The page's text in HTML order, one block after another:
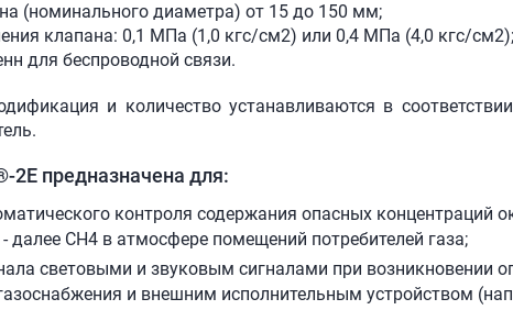
(номинального диаметра) от 15 до 150 мм;
клапана: 0,1 МПа (1,0 кгс/см2) или 0,4 МПа (4,0 кгс/см2);
для беспроводной связи.
и количество устанавливаются в
2Е предназначена для:
контроля содержания опасных концентраций
далее СН4 в атмосфере помещений потребителей газа;
световыми и звуковым сигналами при возникновении
и внешним исполнительным устройством